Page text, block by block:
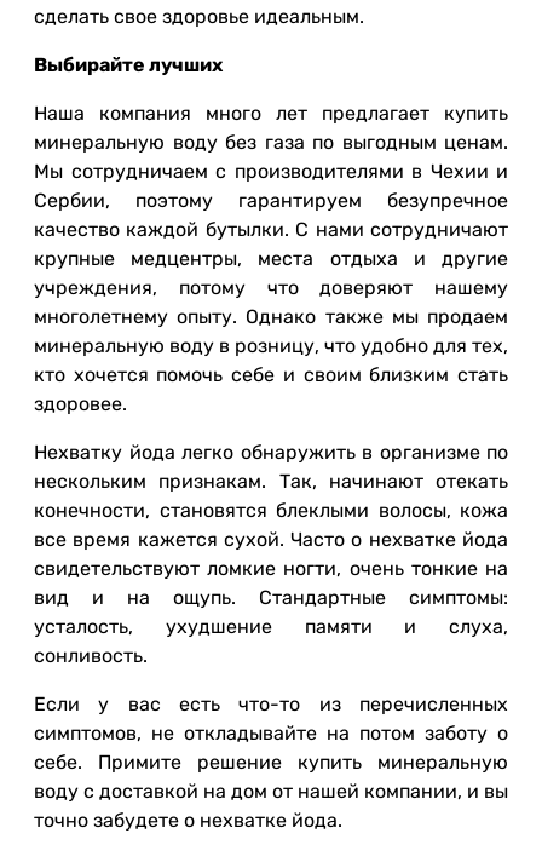
сделать свое здоровье идеальным.
Выбирайте лучших
Наша компания много лет предлагает купить
минеральную воду без газа по выгодным ценам.
Мы сотрудничаем с производителями в Чехии и
Сербии, поэтому гарантируем безупречное
качество каждой бутылки. С нами сотрудничают
крупные медцентры, места отдыха и другие
учреждения, потому что доверяют нашему
многолетнему опыту. Однако также мы продаем
минеральную воду в розницу, что удобно для тех,
кто хочется помочь себе и своим близким стать
здоровее.
Нехватку йода легко обнаружить в организме по
нескольким признакам. Так, начинают отекать
конечности, становятся блеклыми волосы, кожа
все время кажется сухой. Часто о нехватке йода
свидетельствуют ломкие ногти, очень тонкие на
вид и на ощупь. Стандартные симптомы:
усталость, ухудшение памяти и слуха,
сонливость.
Если у вас есть что-то из перечисленных
симптомов, не откладывайте на потом заботу о
себе. Примите решение купить минеральную
воду с доставкой на дом от нашей компании, и вы
точно забудете о нехватке йода.